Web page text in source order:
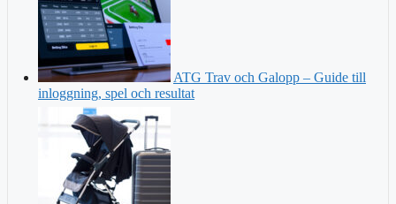
ATG Trav och Galopp – Guide till
inloggning, spel och resultat